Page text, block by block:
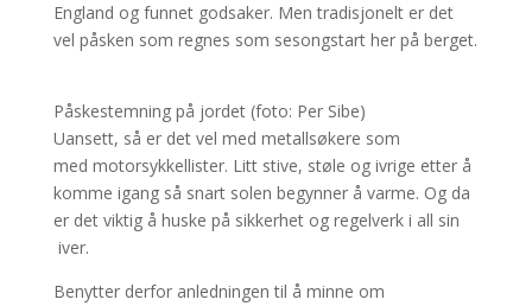
England og funnet godsaker. Men tradisjonelt er det
vel påsken som regnes som sesongstart her på berget.
Påskestemning på jordet (foto: Per Sibe)
Uansett, så er det vel med metallsøkere som
med motorsykkellister. Litt stive, støle og ivrige etter å
komme igang så snart solen begynner å varme. Og da
er det viktig å huske på sikkerhet og regelverk i all sin
iver.
Benytter derfor anledningen til å minne om